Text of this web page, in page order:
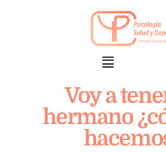
Voy a
hermano